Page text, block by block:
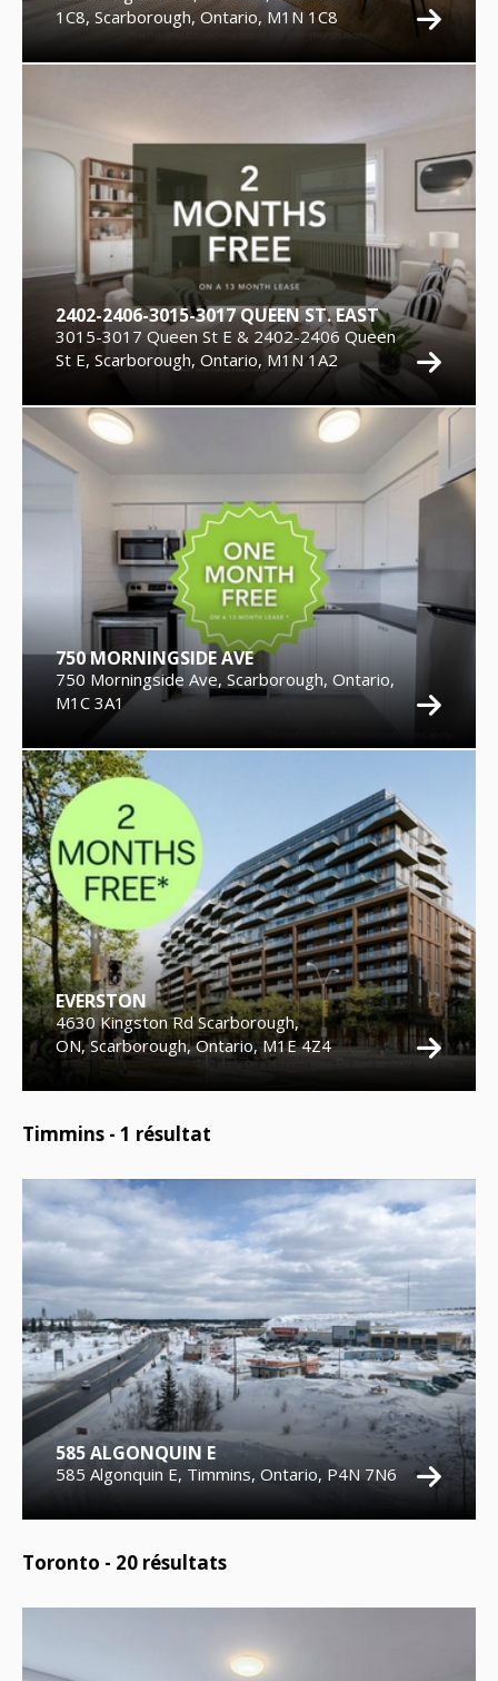
1C8, Scarborough, Ontario, M1N 1C8
2402-2406-3015-3017 QUEEN ST. EAST
3015-3017 Queen St E & 2402-2406 Queen
St E, Scarborough, Ontario, M1N 1A2
750 MORNINGSIDE AVE
750 Morningside Ave, Scarborough, Ontario,
M1C 3A1
EVERSTON
4630 Kingston Rd Scarborough,
ON, Scarborough, Ontario, M1E 4Z4
Timmins - 1 résultat
585 ALGONQUIN E
585 Algonquin E, Timmins, Ontario, P4N 7N6
Toronto - 20 résultats